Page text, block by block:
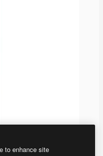
to enhance site